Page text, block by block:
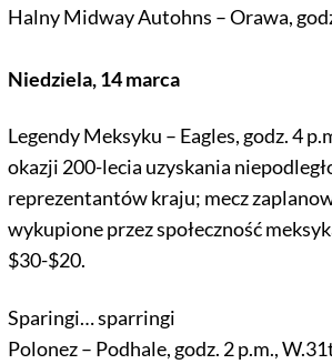
Halny Midway Autohns – Orawa,
Niedziela, 14 marca
Legendy Meksyku – Eagles, godz. 4
okazji 200-lecia uzyskania
reprezentantów kraju; mecz
wykupione przez społeczność
$30-$20.
Sparingi… sparringi
Polonez – Podhale, godz. 2 p.m.,